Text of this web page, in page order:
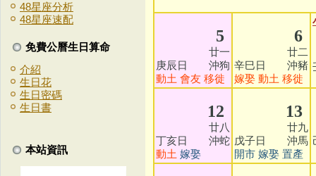
48星座分析
48星座速配
免費公曆生日算命
介紹
生日花
生日密碼
生日書
本站資訊
5
廿一
庚辰日 沖狗
動土 會友 移徙
6
廿二
辛巳日 沖豬
嫁娶 動土 移徙
12
廿八
丁亥日 沖蛇
動土 嫁娶
13
廿九
戊子日 沖馬
開市 嫁娶 置產